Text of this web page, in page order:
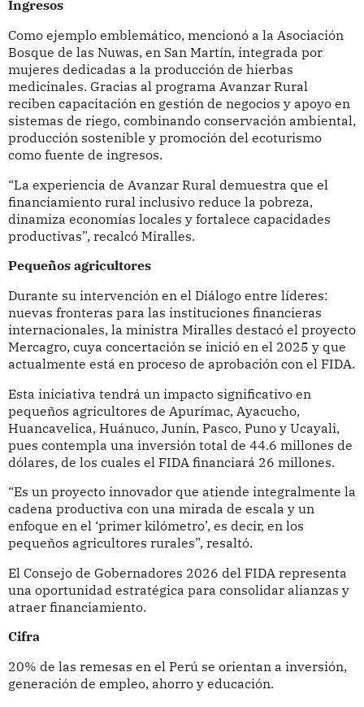
Ingresos
Como ejemplo emblemático, mencionó a la Asociación
Bosque de las Nuwas, en San Martín, integrada por
mujeres dedicadas a la producción de hierbas
medicinales. Gracias al programa Avanzar Rural
reciben capacitación en gestión de negocios y apoyo en
sistemas de riego, combinando conservación ambiental,
producción sostenible y promoción del ecoturismo
como fuente de ingresos.
“La experiencia de Avanzar Rural demuestra que el
financiamiento rural inclusivo reduce la pobreza,
dinamiza economías locales y fortalece capacidades
productivas”, recalcó Miralles.
Pequeños agricultores
Durante su intervención en el Diálogo entre líderes:
nuevas fronteras para las instituciones financieras
internacionales, la ministra Miralles destacó el proyecto
Mercagro, cuya concertación se inició en el 2025 y que
actualmente está en proceso de aprobación con el FIDA.
Esta iniciativa tendrá un impacto significativo en
pequeños agricultores de Apurímac, Ayacucho,
Huancavelica, Huánuco, Junín, Pasco, Puno y Ucayali,
pues contempla una inversión total de 44.6 millones de
dólares, de los cuales el FIDA financiará 26 millones.
“Es un proyecto innovador que atiende integralmente la
cadena productiva con una mirada de escala y un
enfoque en el ‘primer kilómetro’, es decir, en los
pequeños agricultores rurales”, resaltó.
El Consejo de Gobernadores 2026 del FIDA representa
una oportunidad estratégica para consolidar alianzas y
atraer financiamiento.
Cifra
20% de las remesas en el Perú se orientan a inversión,
generación de empleo, ahorro y educación.